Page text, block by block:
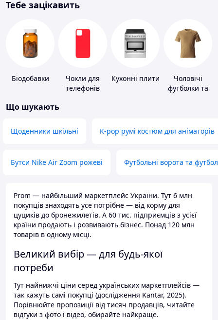
Тебе зацікавить
Біодобавки
Чохли для
телефонів
Кухонні плити
Чоловічі
футболки та
Що шукають
Щоденники шкільні K-pop румі костюм для аніматорів
Бутси Nike Air Zoom рожеві Футбольні ворота та
Prom — найбільший маркетплейс України. Тут 6 млн
покупців знаходять усе потрібне — від корму для
цуциків до бронежилетів. А 60 тис. підприємців з усієї
країни продають і розвивають бізнес. Понад 120 млн
товарів в одному місці.
Великий вибір — для будь-якої
потреби
Тут найнижчі ціни серед українських маркетплейсів —
так кажуть самі покупці (дослідження Kantar, 2025).
Порівнюйте пропозиції від тисяч продавців, читайте
відгуки з фото і відео, обирайте найкраще.